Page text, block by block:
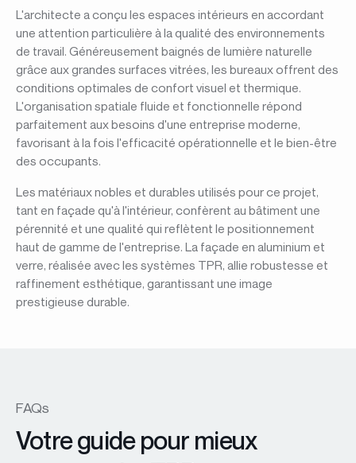
L'architecte a conçu les espaces intérieurs en accordant
une attention particulière à la qualité des environnements
de travail. Généreusement baignés de lumière naturelle
grâce aux grandes surfaces vitrées, les bureaux offrent des
conditions optimales de confort visuel et thermique.
L'organisation spatiale fluide et fonctionnelle répond
parfaitement aux besoins d'une entreprise moderne,
favorisant à la fois l'efficacité opérationnelle et le bien-être
des occupants.
Les matériaux nobles et durables utilisés pour ce projet,
tant en façade qu'à l'intérieur, confèrent au bâtiment une
pérennité et une qualité qui reflètent le positionnement
haut de gamme de l'entreprise. La façade en aluminium et
verre, réalisée avec les systèmes TPR, allie robustesse et
raffinement esthétique, garantissant une image
prestigieuse durable.
FAQs
Votre guide pour mieux